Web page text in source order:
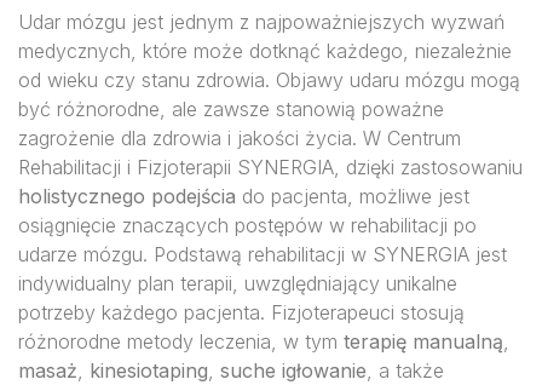
Udar mózgu jest jednym z najpoważniejszych wyzwań
medycznych, które może dotknąć każdego, niezależnie
od wieku czy stanu zdrowia. Objawy udaru mózgu mogą
być różnorodne, ale zawsze stanowią poważne
zagrożenie dla zdrowia i jakości życia. W Centrum
Rehabilitacji i Fizjoterapii SYNERGIA, dzięki zastosowaniu
holistycznego podejścia do pacjenta, możliwe jest
osiągnięcie znaczących postępów w rehabilitacji po
udarze mózgu. Podstawą rehabilitacji w SYNERGIA jest
indywidualny plan terapii, uwzględniający unikalne
potrzeby każdego pacjenta. Fizjoterapeuci stosują
różnorodne metody leczenia, w tym terapię manualną,
masaż, kinesiotaping, suche igłowanie, a także